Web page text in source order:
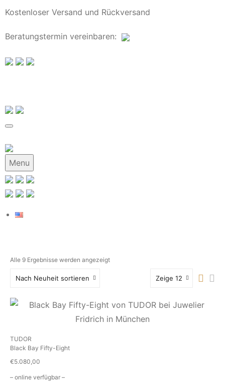
Kostenloser Versand und Rückversand
Beratungstermin vereinbaren:
Menu
Alle 9 Ergebnisse werden angezeigt
Nach Neuheit sortieren Zeige 12
TUDOR
Black Bay Fifty-Eight
€5.080,00
– online verfügbar –